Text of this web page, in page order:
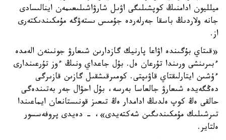
ميلليون ادامنىڭ كوپشىلىگى اۋىل شارۋاشىلىعىمەن اينالىسادى
جانە ولاردىڭ باسقا جەرلەردە جۇمىس ىستەۋگە مۇمكىندىكتەرى
از.
«قىتاي بۇگىندە اۋاعا پارنيك گازدارىن شىعارۋ جونىنەن الەمدە
ءبىرىنشى ورىندا تۇرعان ەل. بۇل جاعداي ونىڭ ءوز تۇرعىندارى
ءۇشىن ايتارلىقتاي قاۋىپتى. كومىرقىشقىل گازىن قازىرگى
دەڭگەيدە شىعارۋ جالعاسا بەرسە، بۇل احۋال جەر بەتىندەگى
حالقى ەڭ كوپ ەلدىڭ ادامدار ەڭ تىعىز قونىستانعان ايماعىندا
تىرشىلىك مۇمكىندىگىن شەكتەيدى»، - دەيدى پروفەسسور
ەلتاير.